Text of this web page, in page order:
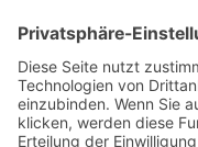
AGB
Widerrufsbelehrung
Bankdaten